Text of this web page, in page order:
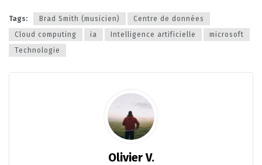
Tags: Brad Smith (musicien)
Centre de données
Cloud computing
ia Intelligence artificielle
microsoft
Technologie
Olivier V.